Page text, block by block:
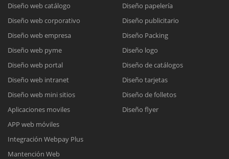
Diseño web catálogo
Diseño web corporativo
Diseño web empresa
Diseño web pyme
Diseño web portal
Diseño web intranet
Diseño web mini sitios
Aplicaciones moviles
APP web móviles
Integración Webpay Plus
Mantención Web
Diseño papelería
Diseño publicitario
Diseño Packing
Diseño logo
Diseño de catálogos
Diseño tarjetas
Diseño de folletos
Diseño flyer